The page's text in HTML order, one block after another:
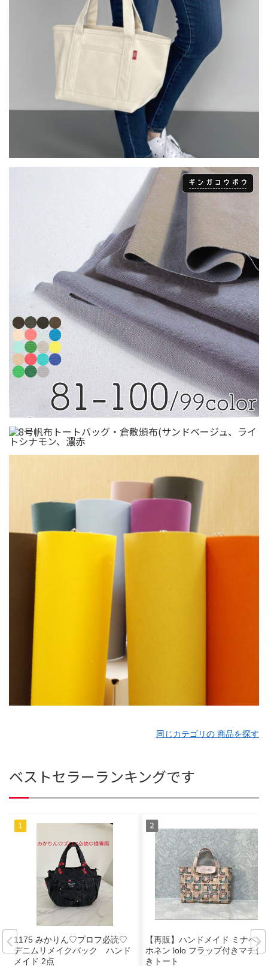
同じカテゴリの 商品を探す
ベストセラーランキングです
1175 みかりん♡プロフ必読♡
デニムリメイクバック ハンド
メイド 2点
【再販】ハンドメイド ミナペル
ホネン lolo フラップ付きマチ付
きトート